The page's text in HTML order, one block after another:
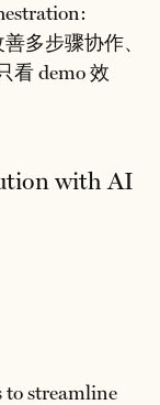
多步骤协作、
看 demo 效
with AI
to streamline